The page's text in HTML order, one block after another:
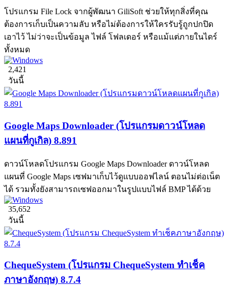
โปรแกรม File Lock จากผู้พัฒนา GiliSoft ช่วยให้ทุกสิ่งที่คุณ
ต้องการเก็บเป็นความลับ หรือไม่ต้องการให้ใครรับรู้ถูกปกปิด
เอาไว้ ไม่ว่าจะเป็นข้อมูล ไฟล์ โฟลเดอร์ หรือแม้แต่ภายในไดร์
ทั้งหมด
2,421
วันนี้
Google Maps Downloader (โปรแกรมดาวน์โหลด
แผนที่กูเกิล) 8.891
ดาวน์โหลดโปรแกรม Google Maps Downloader ดาวน์โหลด
แผนที่ Google Maps เซฟมาเก็บไว้ดูแบบออฟไลน์ ตอนไม่ต่อเน็ต
ได้ รวมทั้งยังสามารถเซฟออกมาในรูปแบบไฟล์ BMP ได้ด้วย
35,652
วันนี้
ChequeSystem (โปรแกรม ChequeSystem ทำเช็ค
ภาษาอังกฤษ) 8.7.4